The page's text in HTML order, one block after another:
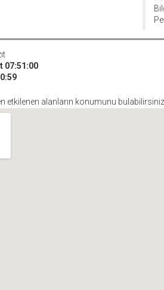
07:51:00
etkilenen alanların konumunu bulabilirsiniz